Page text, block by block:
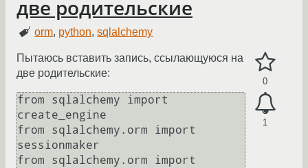
две родительские
orm, python,sqlalchemy
0
1
Пытаюсь вставить запись, ссылающуюся на
две родительские:
from sqlalchemy import
create_engine
from sqlalchemy.orm import
sessionmaker
from sqlalchemy.orm import